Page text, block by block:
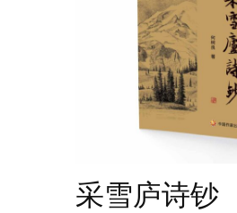
采雪庐诗钞